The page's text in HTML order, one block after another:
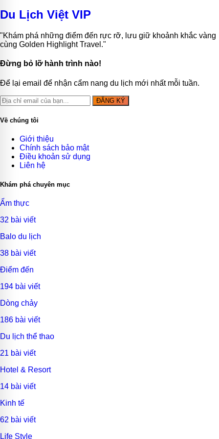
Du Lịch Việt VIP
"Khám phá những điểm đến rực rỡ, lưu giữ khoảnh khắc vàng
cùng Golden Highlight Travel."
Đừng bỏ lỡ hành trình nào!
Để lại email để nhận cẩm nang du lịch mới nhất mỗi tuần.
ĐĂNG KÝ
Về chúng tôi
Giới thiệu
Chính sách bảo mật
Điều khoản sử dụng
Liên hệ
Khám phá chuyên mục
Ẩm thực
32 bài viết
Balo du lịch
38 bài viết
Điểm đến
194 bài viết
Dòng chảy
186 bài viết
Du lịch thể thao
21 bài viết
Hotel & Resort
14 bài viết
Kinh tế
62 bài viết
Life Style